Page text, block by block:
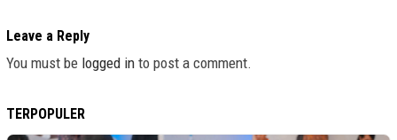
Leave a Reply
You must be logged in to post a comment.
TERPOPULER